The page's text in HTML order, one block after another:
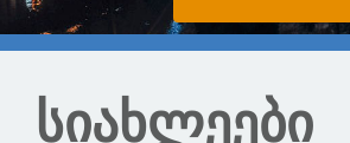
სიახლეები